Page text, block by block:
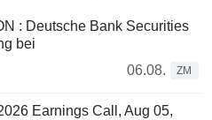
: Deutsche Bank Securities
bei
06.08.
ZM
Earnings Call, Aug 05,